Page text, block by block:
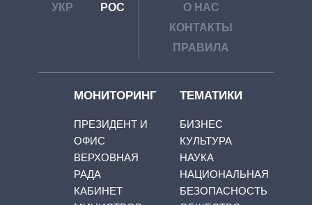
УКР РОС
О НАС
КОНТАКТЫ
ПРАВИЛА
МОНИТОРИНГ
ПРЕЗИДЕНТ И
ОФИС
ВЕРХОВНАЯ
РАДА
КАБИНЕТ
ТЕМАТИКИ
БИЗНЕС
КУЛЬТУРА
НАУКА
НАЦИОНАЛЬНАЯ
БЕЗОПАСНОСТЬ